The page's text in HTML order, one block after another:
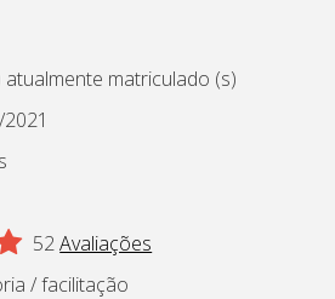
atualmente matriculado (s)
52Avaliações
/ facilitação